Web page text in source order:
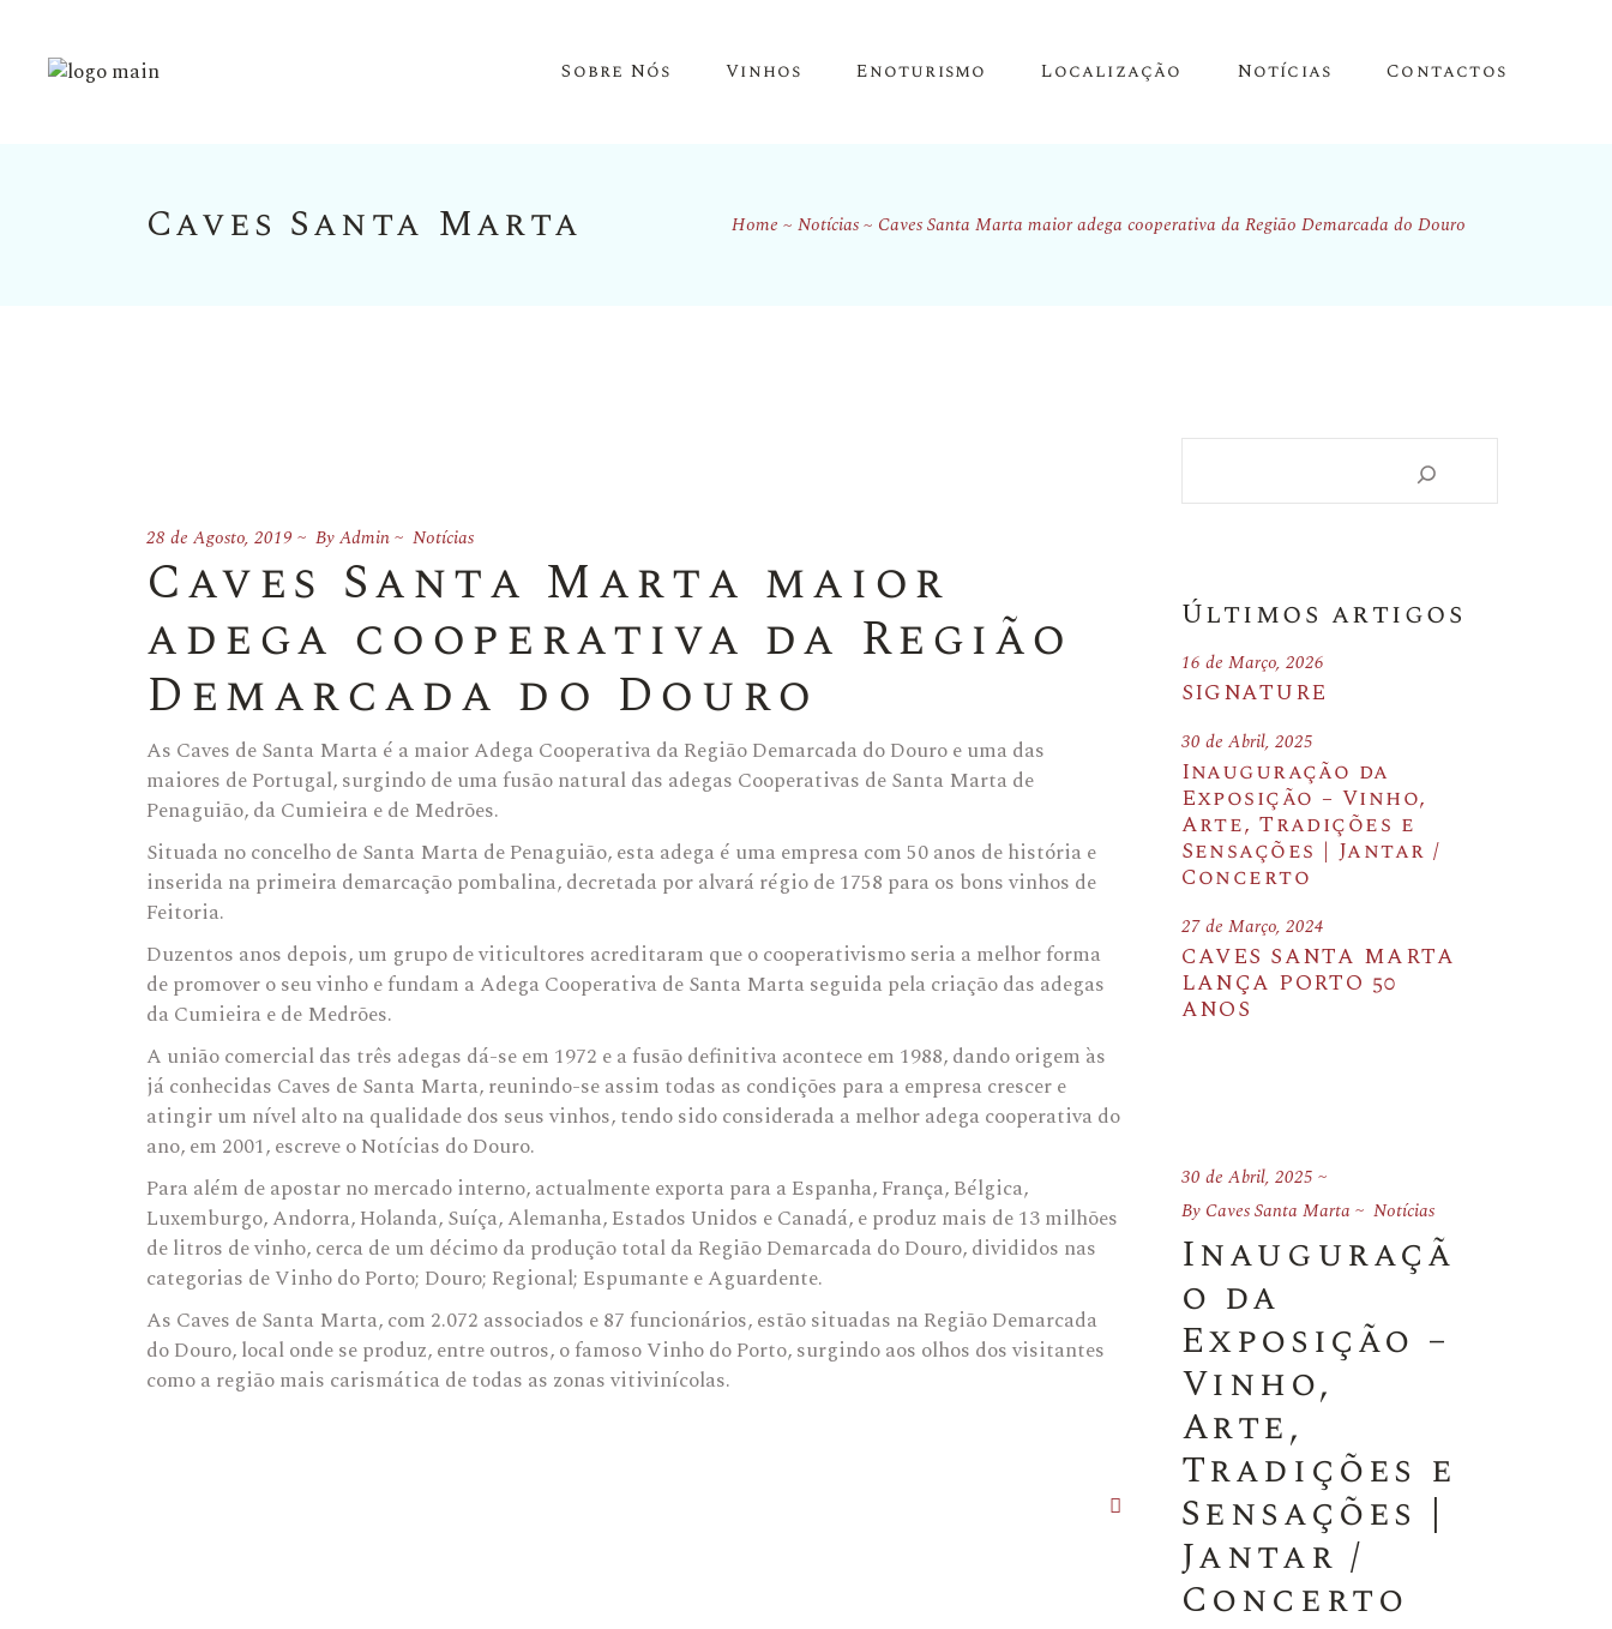
Sobre Nós Vinhos Enoturismo Localização Notícias Contactos
Caves Santa Marta Home Notícias Caves Santa Marta maior adega cooperativa da Região Demarcada do Douro
28 de Agosto, 2019 ByAdmin Notícias
Caves Santa Marta maior
adega cooperativa da Região
Demarcada do Douro
As Caves de Santa Marta é a maior Adega Cooperativa da Região Demarcada do Douro e uma das
maiores de Portugal, surgindo de uma fusão natural das adegas Cooperativas de Santa Marta de
Penaguião, da Cumieira e de Medrões.
Situada no concelho de Santa Marta de Penaguião, esta adega é uma empresa com 50 anos de história e
inserida na primeira demarcação pombalina, decretada por alvará régio de 1758 para os bons vinhos de
Feitoria.
Duzentos anos depois, um grupo de viticultores acreditaram que o cooperativismo seria a melhor forma
de promover o seu vinho e fundam a Adega Cooperativa de Santa Marta seguida pela criação das adegas
da Cumieira e de Medrões.
A união comercial das três adegas dá-se em 1972 e a fusão definitiva acontece em 1988, dando origem às
já conhecidas Caves de Santa Marta, reunindo-se assim todas as condições para a empresa crescer e
atingir um nível alto na qualidade dos seus vinhos, tendo sido considerada a melhor adega cooperativa do
ano, em 2001, escreve o Notícias do Douro.
Para além de apostar no mercado interno, actualmente exporta para a Espanha, França, Bélgica,
Luxemburgo, Andorra, Holanda, Suíça, Alemanha, Estados Unidos e Canadá, e produz mais de 13 milhões
de litros de vinho, cerca de um décimo da produção total da Região Demarcada do Douro, divididos nas
categorias de Vinho do Porto; Douro; Regional; Espumante e Aguardente.
As Caves de Santa Marta, com 2.072 associados e 87 funcionários, estão situadas na Região Demarcada
do Douro, local onde se produz, entre outros, o famoso Vinho do Porto, surgindo aos olhos dos visitantes
como a região mais carismática de todas as zonas vitivinícolas.
Pesquisar
Últimos artigos
SIGNATURE
16 de Março, 2026
Inauguração da
Exposição – Vinho,
Arte, Tradições e
Sensações | Jantar /
Concerto
30 de Abril, 2025
CAVES SANTA MARTA
LANÇA PORTO 50
ANOS
27 de Março, 2024
30 de Abril, 2025
By Caves Santa Marta Notícias
Inauguraçã
o da
Exposição –
Vinho,
Arte,
Tradições e
Sensações |
Jantar /
Concerto